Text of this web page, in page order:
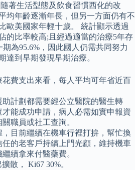
著生活型態及飲食習慣西化的改
均年齡逐漸年長，但另一方面仍有不
歐美國家年輕十歲。 統計顯示透過
的比率較高;且經過適當的治療5年存
為95.6%，因此國人仍需共同努力
達到早期發現早期治療。
費支出來看，每人平均可年省近百
計劃都需要經公立醫院的醫生轉
能成功申請，病人必需如實申報資
職員或社工查詢。
目前繼續在機車行裡打拚，幫忙換
的老客戶持續上門光顧，維持機車
續拿來付醫藥費。
散， Ki67 30%。